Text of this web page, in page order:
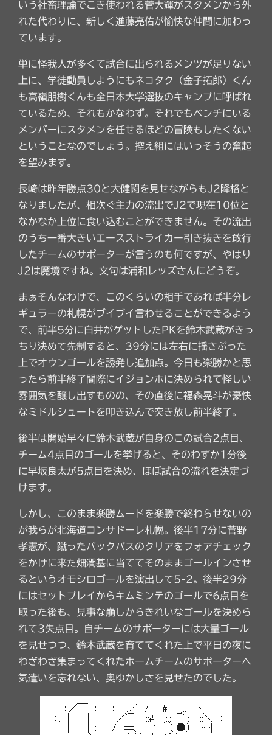
いう社畜理論でこき使われる菅大輝がスタメンから外
れた代わりに、新しく進藤亮佑が愉快な仲間に加わっ
ています。
単に怪我人が多くて試合に出られるメンツが足りない
上に、学徒動員しようにもネコタク（金子拓郎）くん
も高嶺朋樹くんも全日本大学選抜のキャンプに呼ばれ
ているため、それもかなわず。それでもベンチにいる
メンバーにスタメンを任せるほどの冒険もしたくない
ということなのでしょう。控え組にはいっそうの奮起
を望みます。
長崎は昨年勝点30と大健闘を見せながらもJ2降格と
なりましたが、相次ぐ主力の流出でJ2で現在10位と
なかなか上位に食い込むことができません。その流出
のうち一番大きいエースストライカー引き抜きを敢行
したチームのサポーターが言うのも何ですが、やはり
J2は魔境ですね。文句は浦和レッズさんにどうぞ。
まぁそんなわけで、このくらいの相手であれば半分レ
ギュラーの札幌がブイブイ言わせることができるよう
で、前半5分に白井がゲットしたPKを鈴木武蔵がきっ
ちり決めて先制すると、39分には左右に揺さぶった
上でオウンゴールを誘発し追加点。今日も楽勝かと思
ったら前半終了間際にイジョンホに決められて怪しい
雰囲気を醸し出すものの、その直後に福森晃斗が豪快
なミドルシュートを叩き込んで突き放し前半終了。
後半は開始早々に鈴木武蔵が自身のこの試合2点目、
チーム4点目のゴールを挙げると、そのわずか1分後
に早坂良太が5点目を決め、ほぼ試合の流れを決定づ
けます。
しかし、このまま楽勝ムードを楽勝で終わらせないの
が我らが北海道コンサドーレ札幌。後半17分に菅野
孝憲が、蹴ったバックパスのクリアをフォアチェック
をかけに来た畑潤基に当ててそのままゴールインさせ
るというオモシロゴールを演出して5-2。後半29分
にはセットプレイからキムミンテのゴールで6点目を
取った後も、見事な崩しからきれいなゴールを決めら
れて3失点目。自チームのサポーターには大量ゴール
を見せつつ、鈴木武蔵を育ててくれた上で平日の夜に
わざわざ集まってくれたホームチームのサポーターへ
気遣いを忘れない、奥ゆかしさを見せたのでした。